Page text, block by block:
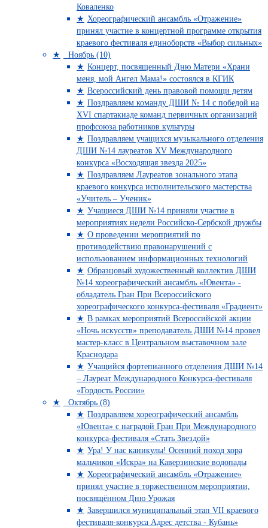
Коваленко
Хореографический ансамбль «Отражение»
принял участие в концертной программе открытия
краевого фестиваля единоборств «Выбор сильных»
Ноябрь (10)
Концерт, посвященный Дню Матери «Храни
меня, мой Ангел Мама!» состоялся в КГИК
Всероссийский день правовой помощи детям
Поздравляем команду ДШИ № 14 с победой на
XVI спартакиаде команд первичных организаций
профсоюза работников культуры
Поздравляем учащихся музыкального отделения
ДШИ №14 лауреатов XV Международного
конкурса «Восходящая звезда 2025»
Поздравляем Лауреатов зонального этапа
краевого конкурса исполнительского мастерства
«Учитель – Ученик»
Учащиеся ДШИ №14 приняли участие в
мероприятиях недели Российско-Сербской дружбы
О проведении мероприятий по
противодействию правонарушений с
использованием информационных технологий
Образцовый художественный коллектив ДШИ
№14 хореографический ансамбль «Ювента» -
обладатель Гран При Всероссийского
хореографического конкурса-фестиваля «Градиент»
В рамках мероприятий Всероссийской акции
«Ночь искусств» преподаватель ДШИ №14 провел
мастер-класс в Центральном выставочном зале
Краснодара
Учащийся фортепианного отделения ДШИ №14
– Лауреат Международного Конкурса-фестиваля
«Гордость России»
Октябрь (8)
Поздравляем хореографический ансамбль
«Ювента» с наградой Гран При Международного
конкурса-фестиваля «Стать Звездой»
Ура! У нас каникулы! Осенний поход хора
мальчиков «Искра» на Каверзинские водопады
Хореографический ансамбль «Отражение»
принял участие в торжественном мероприятии,
посвящённом Дню Урожая
Завершился муниципальный этап VII краевого
фестиваля-конкурса Адрес детства - Кубань»